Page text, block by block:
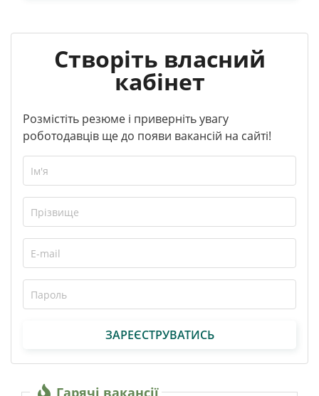
Створіть власний
кабінет
Розмістіть резюме і приверніть увагу
роботодавців ще до появи вакансій на сайті!
ЗАРЕЄСТРУВАТИСЬ
Гарячі вакансії